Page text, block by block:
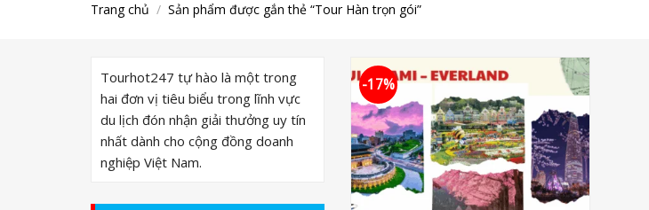
Trang chủ / Sản phẩm được gắn thẻ “Tour Hàn trọn gói”
Tourhot247 tự hào là một trong
hai đơn vị tiêu biểu trong lĩnh vực
du lịch đón nhận giải thưởng uy tín
nhất dành cho cộng đồng doanh
nghiệp Việt Nam.
-17%